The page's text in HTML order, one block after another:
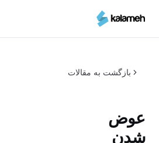
محتوای
بازگشت به مقالات
عوض
شدن